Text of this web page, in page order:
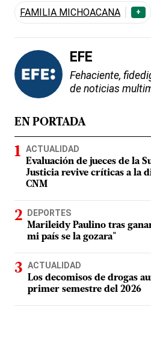
FAMILIA MICHOACANA +
EFE
Fehaciente,
de noticias
EN PORTADA
ACTUALIDAD
Evaluación de jueces de la
Justicia revive críticas a la
CNM
DEPORTES
Marileidy Paulino tras
mi país se la gozara"
ACTUALIDAD
Los decomisos de drogas
primer semestre del 2026